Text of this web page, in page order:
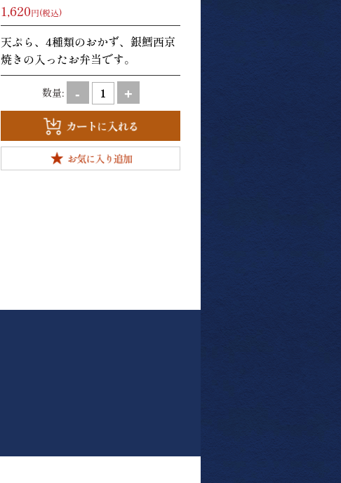
1,620円(税込)
天ぷら、4種類のおかず、銀鱈西京
焼きの入ったお弁当です。
数量: - +